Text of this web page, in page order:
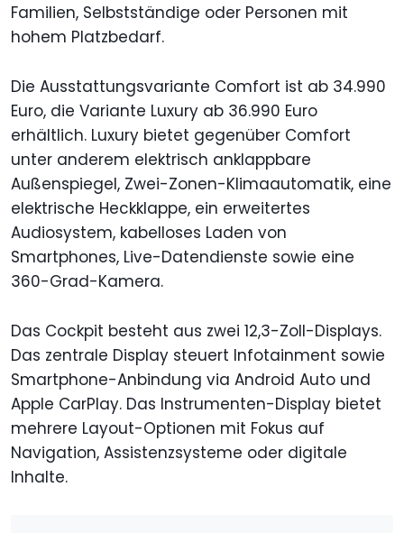
Familien, Selbstständige oder Personen mit
hohem Platzbedarf.
Die Ausstattungsvariante Comfort ist ab 34.990
Euro, die Variante Luxury ab 36.990 Euro
erhältlich. Luxury bietet gegenüber Comfort
unter anderem elektrisch anklappbare
Außenspiegel, Zwei-Zonen-Klimaautomatik, eine
elektrische Heckklappe, ein erweitertes
Audiosystem, kabelloses Laden von
Smartphones, Live-Datendienste sowie eine
360-Grad-Kamera.
Das Cockpit besteht aus zwei 12,3-Zoll-Displays.
Das zentrale Display steuert Infotainment sowie
Smartphone-Anbindung via Android Auto und
Apple CarPlay. Das Instrumenten-Display bietet
mehrere Layout-Optionen mit Fokus auf
Navigation, Assistenzsysteme oder digitale
Inhalte.